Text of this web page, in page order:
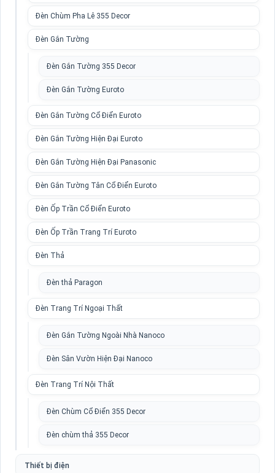
Đèn Chùm Pha Lê 355 Decor
Đèn Gắn Tường
Đèn Gắn Tường 355 Decor
Đèn Gắn Tường Euroto
Đèn Gắn Tường Cổ Điển Euroto
Đèn Gắn Tường Hiện Đại Euroto
Đèn Gắn Tường Hiện Đại Panasonic
Đèn Gắn Tường Tân Cổ Điển Euroto
Đèn Ốp Trần Cổ Điển Euroto
Đèn Ốp Trần Trang Trí Euroto
Đèn Thả
Đèn thả Paragon
Đèn Trang Trí Ngoại Thất
Đèn Gắn Tường Ngoài Nhà Nanoco
Đèn Sân Vườn Hiện Đại Nanoco
Đèn Trang Trí Nội Thất
Đèn Chùm Cổ Điển 355 Decor
Đèn chùm thả 355 Decor
Thiết bị điện